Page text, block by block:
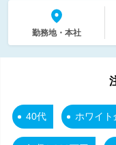
勤務地・本社
40代 ホワイト